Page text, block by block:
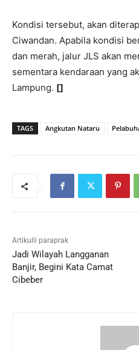
Kondisi tersebut, akan
Ciwandan. Apabila kondisi
dan merah, jalur JLS akan
sementara kendaraan yang
Lampung. []
TAGS Angkutan Nataru
Artikulli paraprak
Jadi Wilayah Langganan
Banjir, Begini Kata Camat
Cibeber